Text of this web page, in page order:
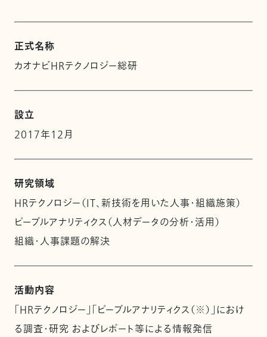
正式名称
カオナビHRテクノロジー総研
設立
2017年12月
研究領域
HRテクノロジー（IT、新技術を用いた人事・組織施策）
ピープルアナリティクス（人材データの分析・活用）
組織・人事課題の解決
活動内容
「HRテクノロジー」「ピープルアナリティクス（※）」におけ
る調査・研究 およびレポート等による情報発信